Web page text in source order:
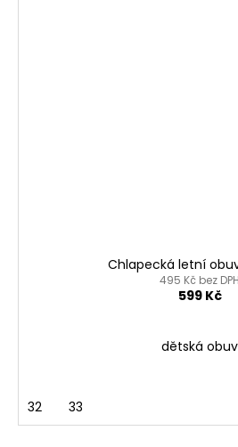
Chlapecká letní
495 Kč bez DPH
599 Kč
dětská obuv
32 33